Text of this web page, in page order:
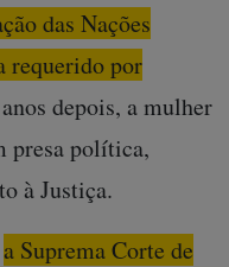
das Nações
requerido por
depois, a mulher
presa política,
à Justiça.
a Suprema Corte de